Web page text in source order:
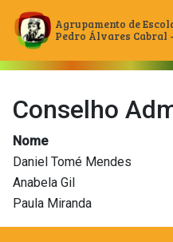
Main Navigation
Agrupamento de
Pedro Álvares Cabral
Conselho
Nome
Daniel Tomé Mendes
Anabela Gil
Paula Miranda